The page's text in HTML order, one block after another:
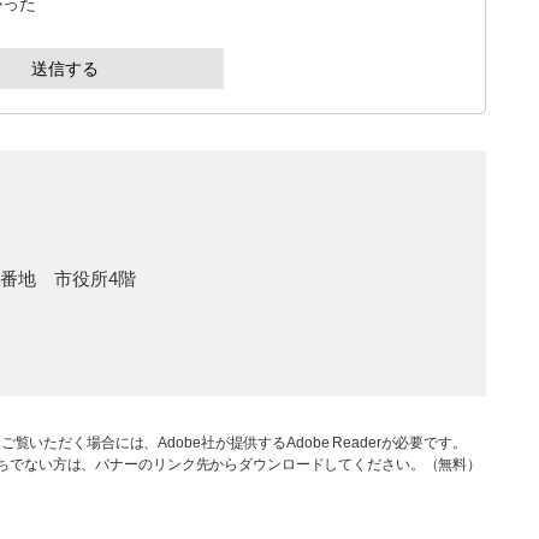
番地 市役所4階
覧いただく場合には、Adobe社が提供するAdobe Readerが必要です。
でない方は、バナーのリンク先からダウンロードしてください。（無料）